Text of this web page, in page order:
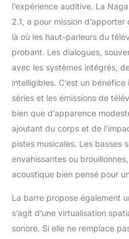
l’expérience auditive. La
2.1, a pour mission
là où les haut-parleurs du
probant. Les dialogues,
avec les systèmes intégrés,
intelligibles. C’est un
séries et les émissions de
bien que d’apparence
ajoutant du corps et de
pistes musicales. Les basses
envahissantes ou
acoustique bien pensé pour
La barre propose également
s’agit d’une virtualisation
sonore. Si elle ne remplace